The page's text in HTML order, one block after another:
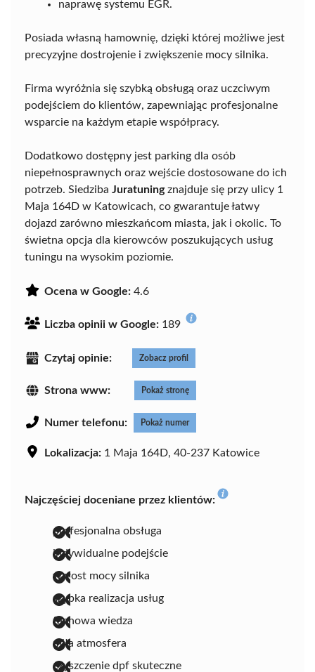
naprawę systemu EGR.
Posiada własną hamownię, dzięki której możliwe jest
precyzyjne dostrojenie i zwiększenie mocy silnika.
Firma wyróżnia się szybką obsługą oraz uczciwym
podejściem do klientów, zapewniając profesjonalne
wsparcie na każdym etapie współpracy.
Dodatkowo dostępny jest parking dla osób
niepełnosprawnych oraz wejście dostosowane do ich
potrzeb. Siedziba Juratuningznajduje się przy ulicy 1
Maja 164D w Katowicach, co gwarantuje łatwy
dojazd zarówno mieszkańcom miasta, jak i okolic. To
świetna opcja dla kierowców poszukujących usług
tuningu na wysokim poziomie.
Ocena w Google: 4.6
Liczba opinii w Google: 189
Czytaj opinie: Zobacz profil
Strona www: Pokaż stronę
Numer telefonu: Pokaż numer
Lokalizacja: 1 Maja 164D, 40-237 Katowice
Najczęściej doceniane przez klientów:
profesjonalna obsługa
indywidualne podejście
wzrost mocy silnika
szybka realizacja usług
fachowa wiedza
miła atmosfera
czyszczenie dpf skuteczne